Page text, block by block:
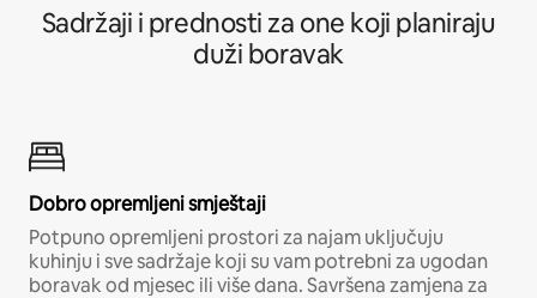
Sadržaji i prednosti za one koji planiraju
duži boravak
Dobro opremljeni smještaji
Potpuno opremljeni prostori za najam uključuju
kuhinju i sve sadržaje koji su vam potrebni za ugodan
boravak od mjesec ili više dana. Savršena zamjena za